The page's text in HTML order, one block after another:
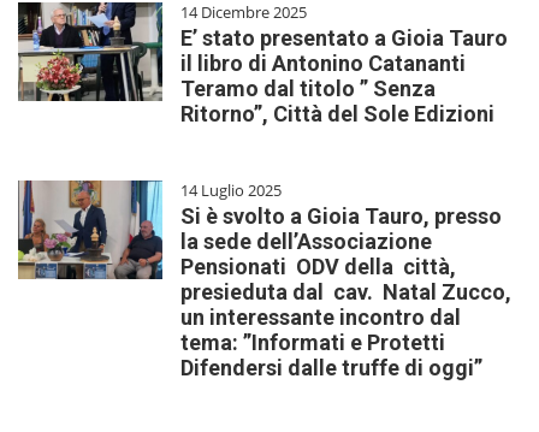
14 Dicembre 2025
E’ stato presentato a Gioia Tauro
il libro di Antonino Catananti
Teramo dal titolo ” Senza
Ritorno”, Città del Sole Edizioni
14 Luglio 2025
Si è svolto a Gioia Tauro, presso
la sede dell’Associazione
Pensionati ODV della città,
presieduta dal cav. Natal Zucco,
un interessante incontro dal
tema: ”Informati e Protetti
Difendersi dalle truffe di oggi”